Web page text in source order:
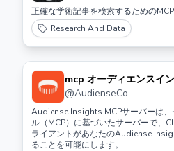
正確な学術記事を検索するためのMCP
Research And Data
mcp オーディエンスイ
@AudienseCo
Audiense Insights MCPサーバーは、
ル（MCP）に基づいたサーバーで、
ライアントがあなたのAudiense
ることを可能にします。